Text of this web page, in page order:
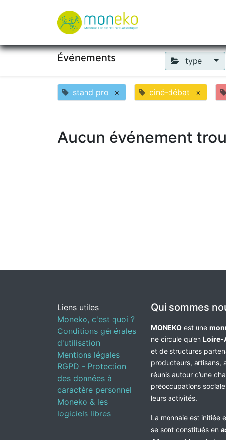
Événements type
stand pro × ciné-débat ×
Aucun événement
Liens utiles
Moneko, c'est quoi ?
Conditions générales
d'utilisation
Mentions légales
RGPD - Protection
des données à
caractère personnel
Moneko & les
logiciels libres
Qui sommes
MONEKO est une
ne circule qu’en Loire-
et de structures
producteurs, artisans,
réunis autour d’une
préoccupations
leurs activités.
La monnaie est initiée
se sont constitués en